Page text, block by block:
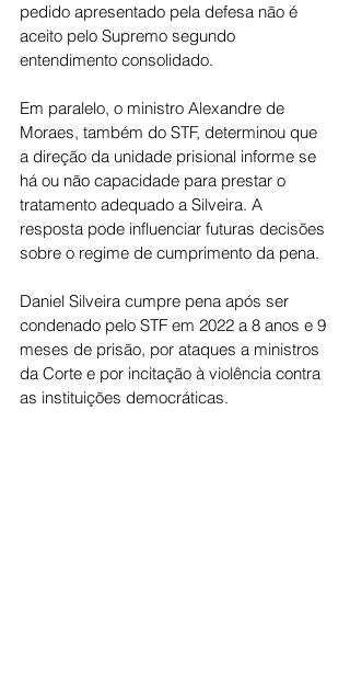
pedido apresentado pela defesa não é
aceito pelo Supremo segundo
entendimento consolidado.
Em paralelo, o ministro Alexandre de
Moraes, também do STF, determinou que
a direção da unidade prisional informe se
há ou não capacidade para prestar o
tratamento adequado a Silveira. A
resposta pode influenciar futuras decisões
sobre o regime de cumprimento da pena.
Daniel Silveira cumpre pena após ser
condenado pelo STF em 2022 a 8 anos e 9
meses de prisão, por ataques a ministros
da Corte e por incitação à violência contra
as instituições democráticas.